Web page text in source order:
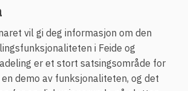
vil gi deg informasjon om den
i Feide og
er et stort satsingsområde for
en demo av funksjonaliteten, og det